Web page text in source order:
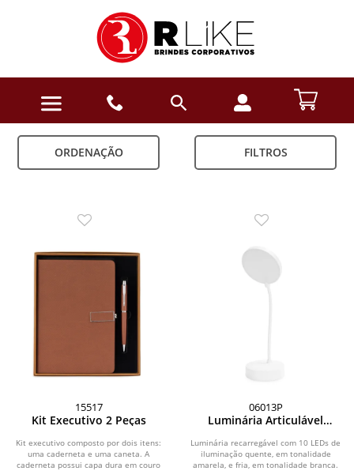
ORDENAÇÃO FILTROS
15517
Kit Executivo 2 Peças
Kit executivo composto por dois itens:
uma caderneta e uma caneta. A
caderneta possui capa dura em couro
06013P
Luminária Articulável
Luminária recarregável com 10 LEDs de
iluminação quente, em tonalidade
amarela, e fria, em tonalidade branca.